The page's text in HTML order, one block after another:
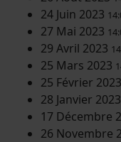
24 Juin 2023
27 Mai 2023
29 Avril 2023
25 Mars 2023
25 Février 2023
28 Janvier 2023
17 Décembre
26 Novembre